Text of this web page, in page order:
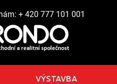
+ 420 777 101 001
VÝSTAVBA